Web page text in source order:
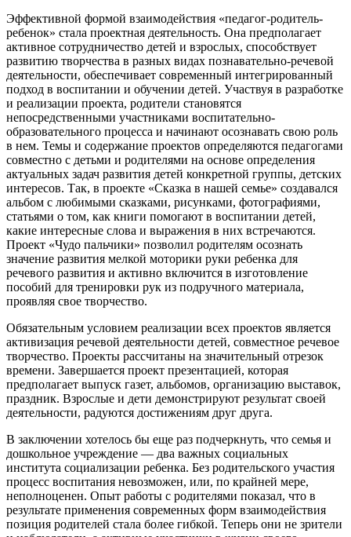
Эффективной формой взаимодействия «педагог-родитель-
ребенок» стала проектная деятельность. Она предполагает
активное сотрудничество детей и взрослых, способствует
развитию творчества в разных видах познавательно-речевой
деятельности, обеспечивает современный интегрированный
подход в воспитании и обучении детей. Участвуя в разработке
и реализации проекта, родители становятся
непосредственными участниками воспитательно-
образовательного процесса и начинают осознавать свою роль
в нем. Темы и содержание проектов определяются педагогами
совместно с детьми и родителями на основе определения
актуальных задач развития детей конкретной группы, детских
интересов. Так, в проекте «Сказка в нашей семье» создавался
альбом с любимыми сказками, рисунками, фотографиями,
статьями о том, как книги помогают в воспитании детей,
какие интересные слова и выражения в них встречаются.
Проект «Чудо пальчики» позволил родителям осознать
значение развития мелкой моторики руки ребенка для
речевого развития и активно включится в изготовление
пособий для тренировки рук из подручного материала,
проявляя свое творчество.
Обязательным условием реализации всех проектов является
активизация речевой деятельности детей, совместное речевое
творчество. Проекты рассчитаны на значительный отрезок
времени. Завершается проект презентацией, которая
предполагает выпуск газет, альбомов, организацию выставок,
праздник. Взрослые и дети демонстрируют результат своей
деятельности, радуются достижениям друг друга.
В заключении хотелось бы еще раз подчеркнуть, что семья и
дошкольное учреждение — два важных социальных
института социализации ребенка. Без родительского участия
процесс воспитания невозможен, или, по крайней мере,
неполноценен. Опыт работы с родителями показал, что в
результате применения современных форм взаимодействия
позиция родителей стала более гибкой. Теперь они не зрители